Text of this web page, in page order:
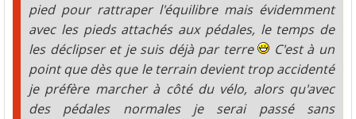
pied pour rattraper l'équilibre mais évidemment
avec les pieds attachés aux pédales, le temps de
les déclipser et je suis déjà par terre
C'est à un
point que dès que le terrain devient trop accidenté
je préfère marcher à côté du vélo, alors qu'avec
des pédales normales je serai passé sans